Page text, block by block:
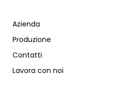
Azienda
Produzione
Contatti
Lavora con noi